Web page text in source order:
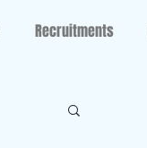
Recruitments